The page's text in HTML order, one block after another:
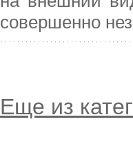
совершенно
Еще из